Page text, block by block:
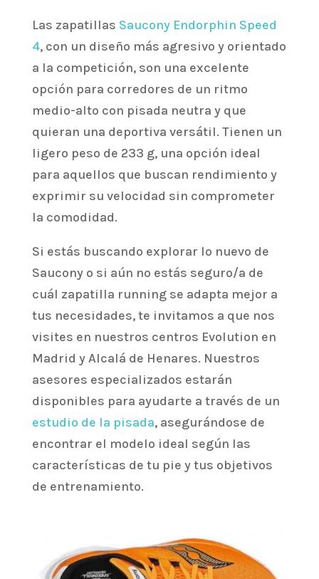
Las zapatillas Saucony Endorphin Speed
4, con un diseño más agresivo y orientado
a la competición, son una excelente
opción para corredores de un ritmo
medio-alto con pisada neutra y que
quieran una deportiva versátil. Tienen un
ligero peso de 233 g, una opción ideal
para aquellos que buscan rendimiento y
exprimir su velocidad sin comprometer
la comodidad.
Si estás buscando explorar lo nuevo de
Saucony o si aún no estás seguro/a de
cuál zapatilla running se adapta mejor a
tus necesidades, te invitamos a que nos
visites en nuestros centros Evolution en
Madrid y Alcalá de Henares. Nuestros
asesores especializados estarán
disponibles para ayudarte a través de un
estudio de la pisada, asegurándose de
encontrar el modelo ideal según las
características de tu pie y tus objetivos
de entrenamiento.